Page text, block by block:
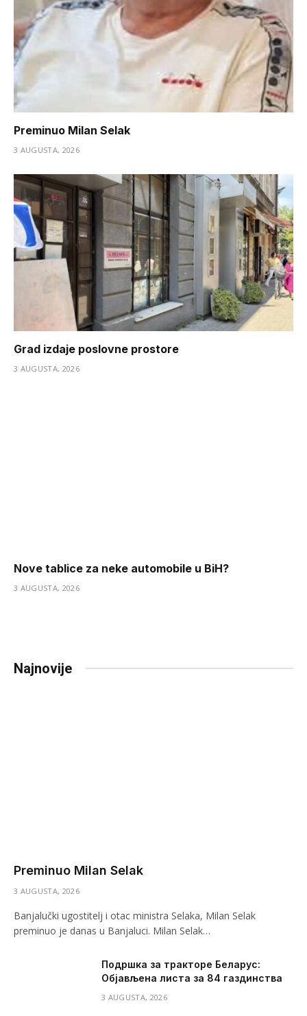
Preminuo Milan Selak
3 AUGUSTA, 2026
Grad izdaje poslovne prostore
3 AUGUSTA, 2026
Nove tablice za neke automobile u BiH?
3 AUGUSTA, 2026
Najnovije
Preminuo Milan Selak
3 AUGUSTA, 2026
Banjalučki ugostitelj i otac ministra Selaka, Milan Selak
preminuo je danas u Banjaluci. Milan Selak…
Подршка за тракторе Беларус:
Објављена листа за 84 газдинства
3 AUGUSTA, 2026